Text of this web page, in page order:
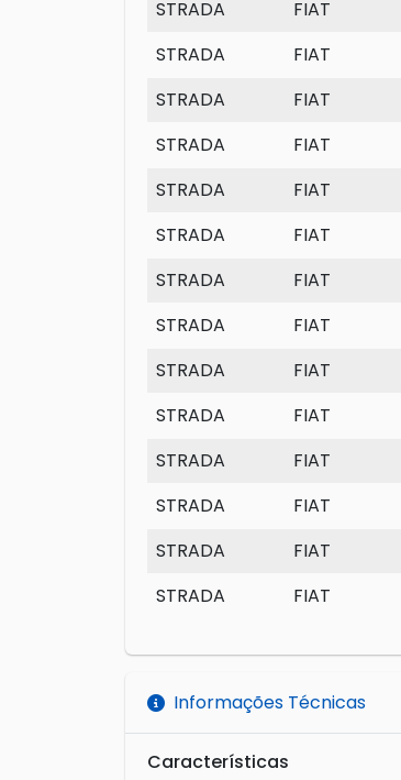
STRADA
FIAT
STRADA
FIAT
STRADA
FIAT
STRADA
FIAT
STRADA
FIAT
STRADA
FIAT
STRADA
FIAT
STRADA
FIAT
STRADA
FIAT
STRADA
FIAT
STRADA
FIAT
STRADA
FIAT
STRADA
FIAT
STRADA
FIAT
Informações Técnicas
Características